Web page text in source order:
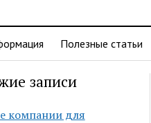
Полезные статьи
записи
компании для